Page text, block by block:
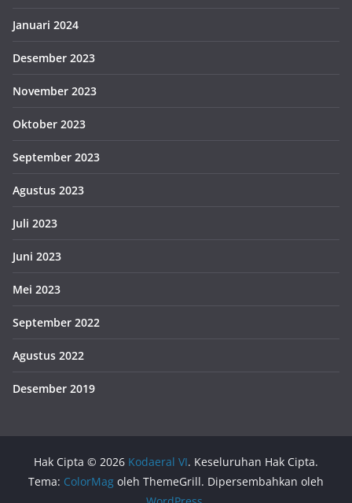
Januari 2024
Desember 2023
November 2023
Oktober 2023
September 2023
Agustus 2023
Juli 2023
Juni 2023
Mei 2023
September 2022
Agustus 2022
Desember 2019
Hak Cipta © 2026 Kodaeral VI. Keseluruhan Hak Cipta.
Tema: ColorMag oleh ThemeGrill. Dipersembahkan oleh